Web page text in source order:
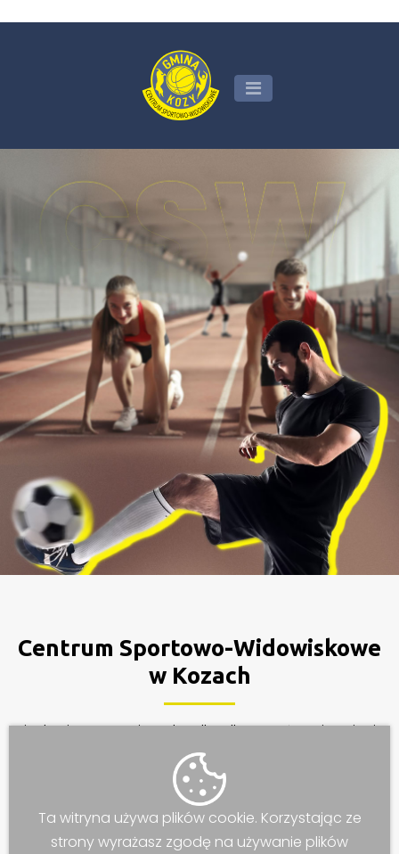
Centrum Sportowo-Widowiskowe
w Kozach
Nigdy nie rezygnuj z celu tylko dlatego, że osiągnięcie
go wymaga czasu. Czas i tak upłynie.
rozpocznij
Ta witryna używa plików cookie. Korzystając ze
strony wyrażasz zgodę na używanie plików